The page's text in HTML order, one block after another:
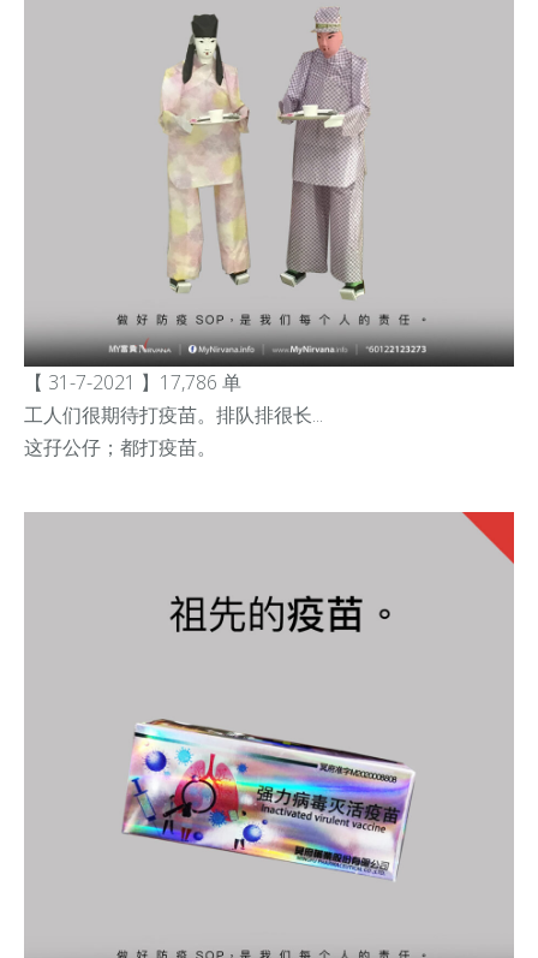
【 31-7-2021 】17,786 单
工人们很期待打疫苗。排队排很长...
这孖公仔；都打疫苗。